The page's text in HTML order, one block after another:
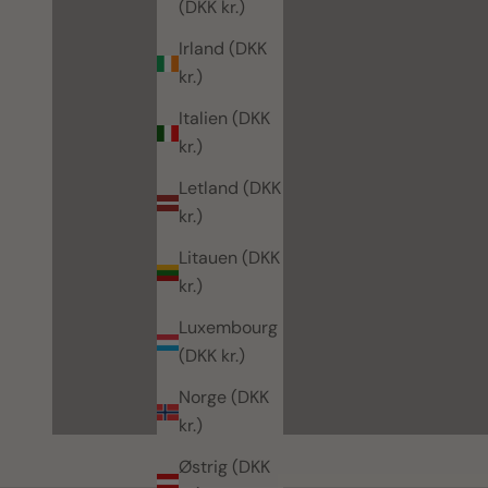
(DKK kr.)
Irland (DKK
kr.)
Italien (DKK
kr.)
Letland (DKK
kr.)
Litauen (DKK
kr.)
Luxembourg
(DKK kr.)
Norge (DKK
kr.)
Østrig (DKK
puslepladsen